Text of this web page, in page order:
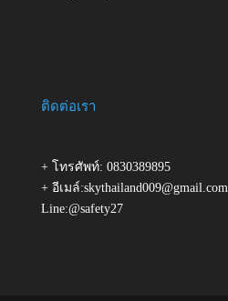
ติดต่อเรา
+ โทรศัพท์: 0830389895
+ อีเมล์:skythailand009@gmail.com
Line:@safety27